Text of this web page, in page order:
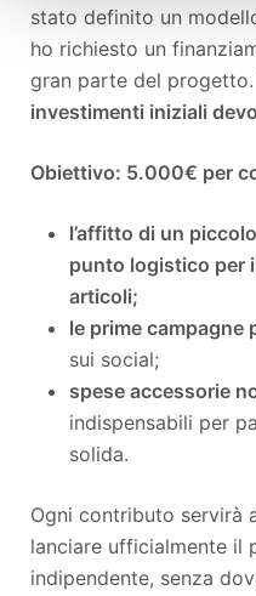
stato definito un
ho richiesto un
gran parte del
investimenti iniziali
Obiettivo: 5.000€ per
l’affitto di un
punto logistico per
articoli;
le prime campagne
sui social;
spese accessorie
indispensabili per
solida.
Ogni contributo servirà
lanciare ufficialmente il
indipendente, senza